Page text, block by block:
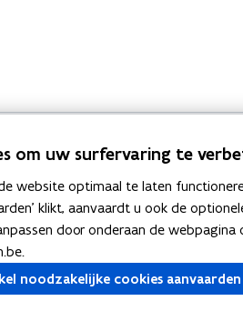
Thema's
Spellingregels
om uw surfervaring te
website optimaal te laten
klikt, aanvaardt u ook de
door onderaan de
noodzakelijke cookies aanvaarden